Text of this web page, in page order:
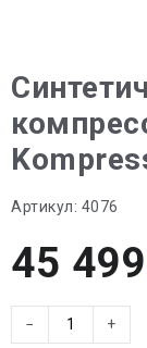
Артикул: 4076
45 499
− +